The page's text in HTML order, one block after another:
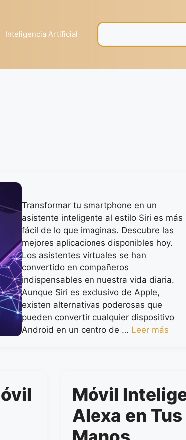
Inteligencia Artificial
Transformar tu smartphone en un
asistente inteligente al estilo Siri es más
fácil de lo que imaginas. Descubre las
mejores aplicaciones disponibles hoy.
Los asistentes virtuales se han
convertido en compañeros
indispensables en nuestra vida diaria.
Aunque Siri es exclusivo de Apple,
existen alternativas poderosas que
pueden convertir cualquier dispositivo
Android en un centro de … Leer más
Móvil
Alexa en Tus